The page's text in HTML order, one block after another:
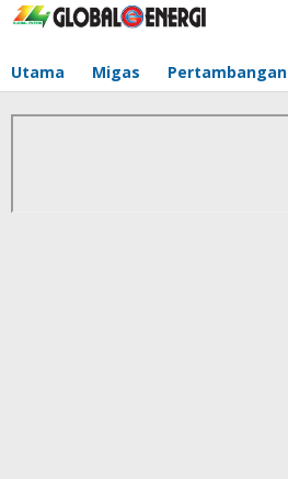
Lewati
Utama Migas Pertambangan